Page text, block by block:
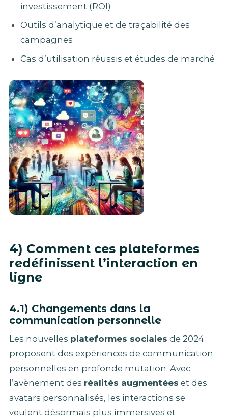
investissement (ROI)
Outils d’analytique et de traçabilité des
campagnes
Cas d’utilisation réussis et études de marché
4) Comment ces plateformes
redéfinissent l’interaction en
ligne
4.1) Changements dans la
communication personnelle
Les nouvelles plateformes sociales de 2024
proposent des expériences de communication
personnelles en profonde mutation. Avec
l’avènement des réalités augmentées et des
avatars personnalisés, les interactions se
veulent désormais plus immersives et